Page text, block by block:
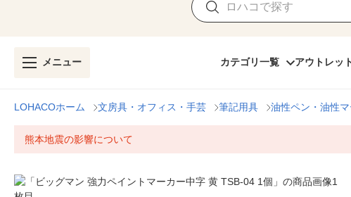
メニュー カテゴリ一覧 アウトレッ
LOHACOホーム 文房具・オフィス・手芸 筆記用具 油性ペン・油性
熊本地震の影響について